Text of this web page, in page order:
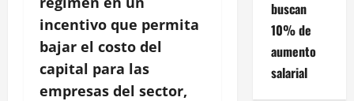
incentivo que permita
bajar el costo del
capital para las
empresas del sector,
buscan
10% de
aumento
salarial